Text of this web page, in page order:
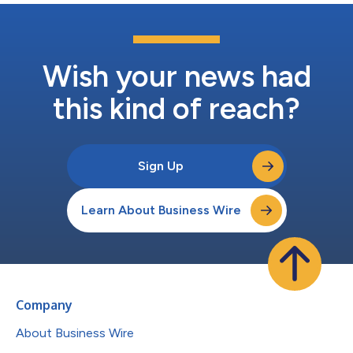
下文協議(MCP)，Moody’s代理工作流程和決策級情報透過
客製化整合即可啟用Moody’s決策級情報。此外，Moody’s決策級
情報可充當基礎資料來源，全面應用於Microsoft 365 Copilot各類
Wish your news had
this kind of reach?
Sign Up
Learn About Business Wire
Company
About Business Wire